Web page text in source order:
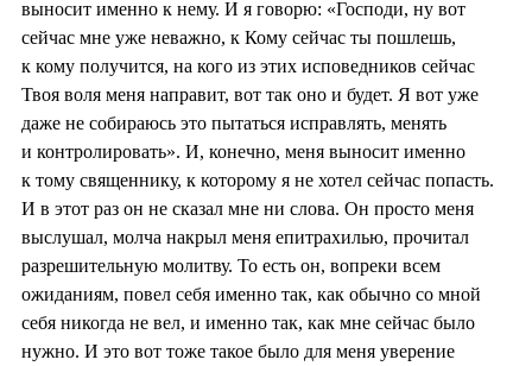
выносит именно к нему. И я говорю: «Господи, ну вот
сейчас мне уже неважно, к Кому сейчас ты пошлешь,
к кому получится, на кого из этих исповедников сейчас
Твоя воля меня направит, вот так оно и будет. Я вот уже
даже не собираюсь это пытаться исправлять, менять
и контролировать». И, конечно, меня выносит именно
к тому священнику, к которому я не хотел сейчас попасть.
И в этот раз он не сказал мне ни слова. Он просто меня
выслушал, молча накрыл меня епитрахилью, прочитал
разрешительную молитву. То есть он, вопреки всем
ожиданиям, повел себя именно так, как обычно со мной
себя никогда не вел, и именно так, как мне сейчас было
нужно. И это вот тоже такое было для меня уверение